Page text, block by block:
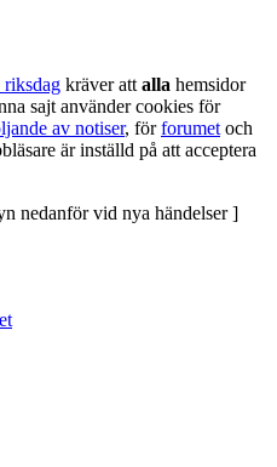
riksdag kräver att alla hemsidor
sajt använder cookies för
av notiser, förforumet och
är inställd på att acceptera
nedanför vid nya händelser ]